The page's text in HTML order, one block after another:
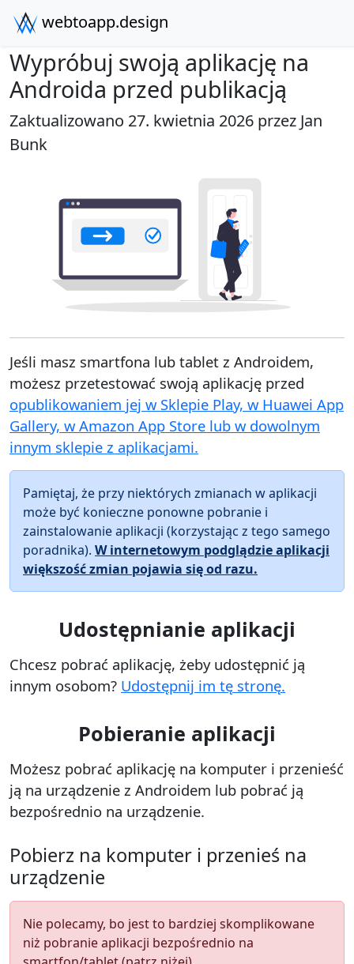
webtoapp.design
Wypróbuj swoją aplikację na
Androida przed publikacją
Zaktualizowano 27. kwietnia 2026 przez Jan
Bunk
Jeśli masz smartfona lub tablet z Androidem,
możesz przetestować swoją aplikację przed
opublikowaniem jej w Sklepie Play, w Huawei App
Gallery, w Amazon App Store lub w dowolnym
innym sklepie z aplikacjami.
Pamiętaj, że przy niektórych zmianach w aplikacji
może być konieczne ponowne pobranie i
zainstalowanie aplikacji (korzystając z tego samego
poradnika). W internetowym podglądzie aplikacji
większość zmian pojawia się od razu.
Udostępnianie aplikacji
Chcesz pobrać aplikację, żeby udostępnić ją
innym osobom? Udostępnij im tę stronę.
Pobieranie aplikacji
Możesz pobrać aplikację na komputer i przenieść
ją na urządzenie z Androidem lub pobrać ją
bezpośrednio na urządzenie.
Pobierz na komputer i przenieś na
urządzenie
Nie polecamy, bo jest to bardziej skomplikowane
niż pobranie aplikacji bezpośrednio na